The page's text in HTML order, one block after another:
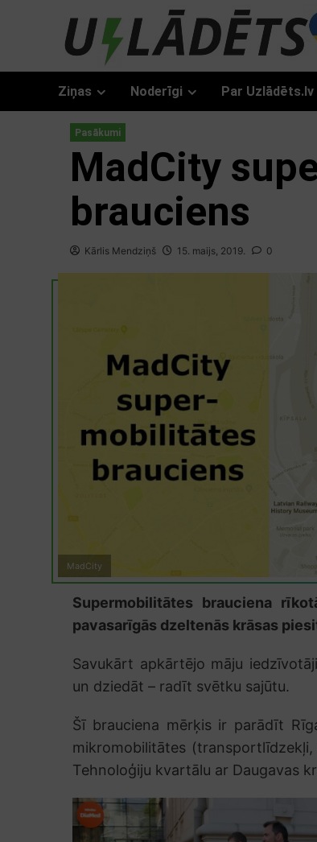
Ziņas Noderīgi Par Uzlādēts.lv
Pasākumi
MadCity
brauciens
Kārlis Mendziņš 15. maijs, 2019. 0
MadCity
Supermobilitātes brauciena
pavasarīgās dzeltenās krāsas
Savukārt apkārtējo māju
un dziedāt – radīt svētku sajūtu.
Šī brauciena mērķis ir parādīt
mikromobilitātes (transportlīdzekļi,
Tehnoloģiju kvartālu ar Daugavas